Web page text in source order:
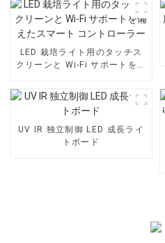
LED 栽培ライト用のタッチス
クリーンと Wi-Fi サポートを備
UV IR 独立制御 LED 成長ライ
トボード